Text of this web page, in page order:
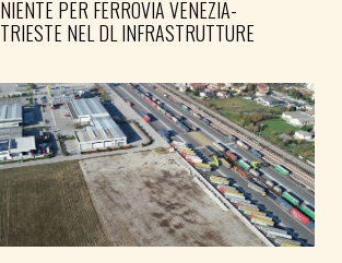
NIENTE PER FERROVIA VENEZIA-
TRIESTE NEL DL INFRASTRUTTURE